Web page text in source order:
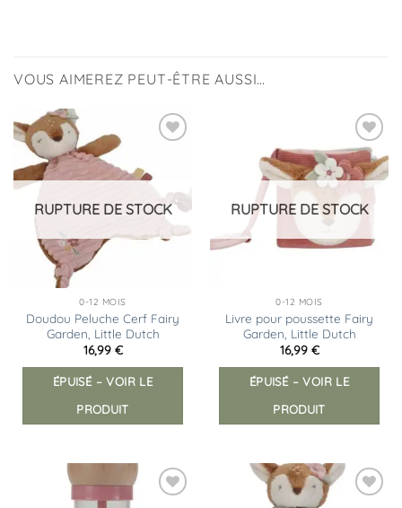
VOUS AIMEREZ PEUT-ÊTRE AUSSI…
d’envies
RUPTURE DE STOCK
0-12 MOIS
Doudou Peluche Cerf Fairy
Garden, Little Dutch
16,99 €
ÉPUISÉ – VOIR LE
PRODUIT
Ajouter
à la
liste
RUPTURE DE STOCK
0-12 MOIS
Livre pour poussette Fairy
Garden, Little Dutch
16,99 €
ÉPUISÉ – VOIR LE
PRODUIT